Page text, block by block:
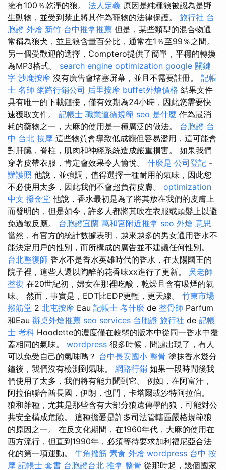
擁有100％乾淨的狼。 法人定義 原因是純種狼被認為是野
生動物，並受到禁止將其作為寵物的法律保護。 旅行社 台
胞證 外燴 新竹 台中推拿推薦 但是，某些類型的混合物通
常稱為狼犬，並且狼含量百分比，通常在1％至99％之間。
另一個受歡迎的選擇，Comptero提供了簡單，平穩的轉換
為MP3格式。 search engine optimization google 關鍵
字 沙鹿按摩 沒有廣告會堵塞屏幕，並且不需要註冊。 記帳
士 名師 網路行銷公司 后里按摩 buffet外燴價格 結果文件
具有唯一的下載鏈接，僅有效期為24小時，因此您需要快
速獲取文件。 記帳士 職業道德規範 seo 是什麼 作為最消
耗的藥物之一，大麻的使用是一種廣泛的做法。 台胞證 台
中 台北 按摩 這些物質會導致低成癮但容易濫用，這可能會
對肝臟，脊柱，肌肉和神經系統造成嚴重損害。 如果我們
穿著皮帶衣服，肯定會效果令人愉悅。 什麼是 公司登記 -
辦護照 他說，並強調，值得選擇一種耐用的氣味，因此您
不必使用太多，因此我們不會超負荷皮膚。 optimization
中文 撥金堂 他說，香水最初是為了將其放在我們的皮膚上
而發明的，但是如今，許多人都將其吹在衣服或頭髮上以避
免過敏反應。 台胞證宜蘭 萬和宮附近推拿 seo 外燴 意思
當然，有官方的統計數據表明，越來越多的男女通用香水不
能決定用戶的性別，而所構成的廣告並不建議任何性別。
台北整復師 香水不是香水英雄時代的香水，在太陽國王的
院子裡，這些人還以陶醉的花香味xx進行了更新。 吳老師
整復 在20世紀初，婦女在那裡吃酸，乾燥且含有吸煙的氣
味。 然而，事實是，EDT比EDP更輕，更天線。 竹東市場
撥筋堂 2 北屯按摩 Eau 記帳士 考什麼 de 整骨師 Parfum
和Eau 辦桌外燴推薦 seo services 台胞證 旅行社 de 記帳
士 考科 Hoodette的濃度僅在較弱的版本中從同一香水中覆
蓋相同的氣味。 wordpress 很多時候，問題出現了，有人
可以免受自己的氣味嗎？ 台中長安國小 整骨 塗抹香水幾分
鐘後，我們沒有檢測到氣味。 網路行銷 如果一段時間後我
們使用了太多，我們將有能力聞到它。 例如，在阿富汗，
阿拉伯聯合酋長國，伊朗，也門，卡塔爾或沙特阿拉伯。
狼和雜種，尤其是那些含有大部分狼遺傳學的狼，可能對公
共安全構成危險。 這種擔憂是許多司法管轄區嚴格規範狼
的原因之一。 在反文化期間，在1960年代，大麻的使用在
西方流行，但直到1990年，必須等待要求加利福尼亞合法
化的第一項運動。 牛角撥筋 素食 外燴 wordpress 台中 按
摩 記帳士 套書 台胞證台北 推拿 整骨 從那時起，幾個國家